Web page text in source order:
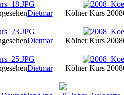
Dietmar
Kölner Kurs 2008
Dietmar
Kölner Kurs 2008
Dietmar
Kölner Kurs 2008